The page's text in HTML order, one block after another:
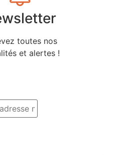
toutes nos
et alertes !